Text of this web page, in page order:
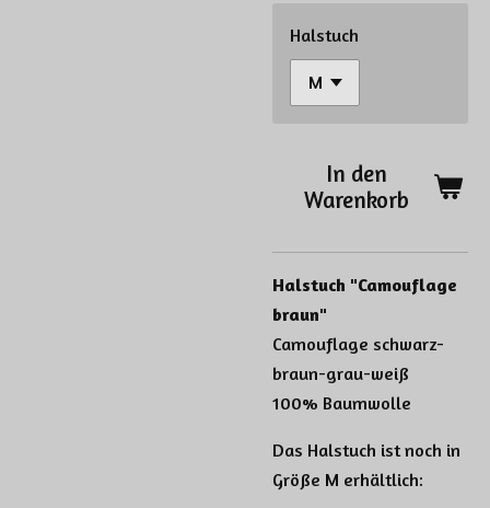
Halstuch
In den
Warenkorb
Halstuch "Camouflage
braun"
Camouflage schwarz-
braun-grau-weiß
100% Baumwolle
Das Halstuch ist noch in
Größe M erhältlich: